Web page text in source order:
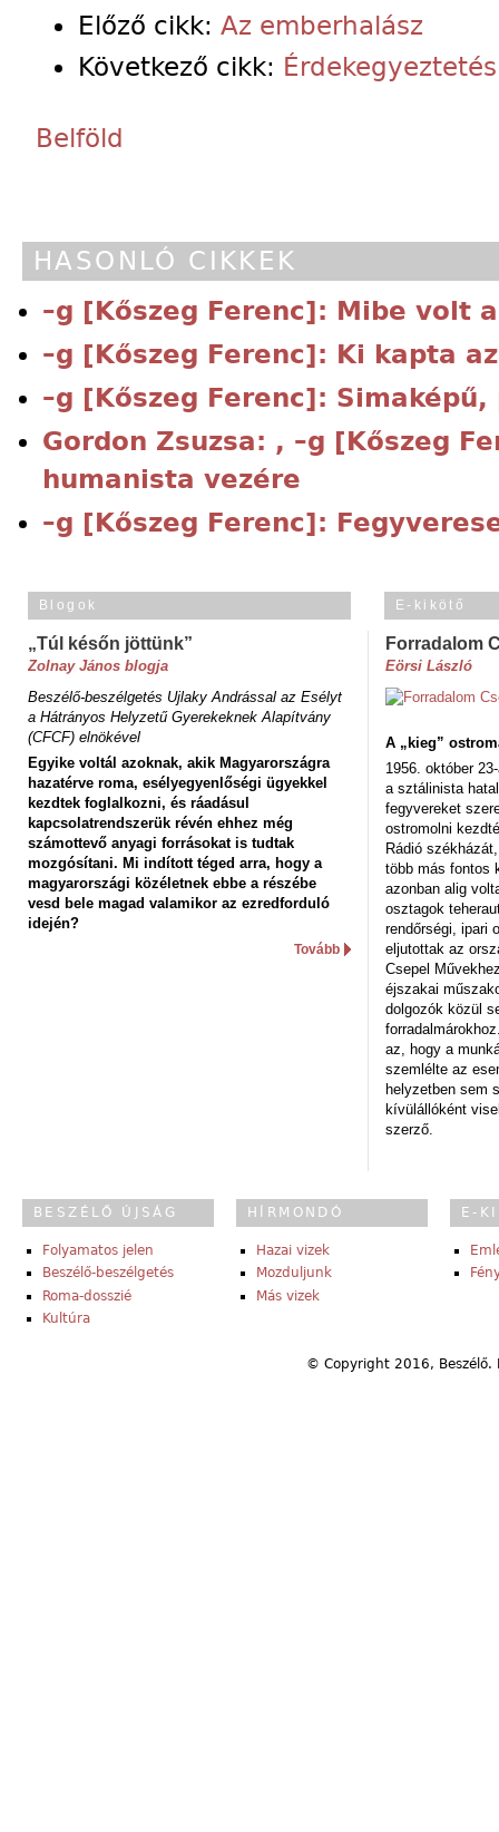
Előző cikk: Az emberhalász
Következő cikk: Érdekegyeztetés
Belföld
HASONLÓ CIKKEK
–g [Kőszeg Ferenc]: Mibe volt
–g [Kőszeg Ferenc]: Ki kapta
–g [Kőszeg Ferenc]:
Gordon Zsuzsa: , –g [Kőszeg
humanista vezére
–g [Kőszeg Ferenc]:
Blogok
„Túl későn jöttünk”
Zolnay János blogja
Beszélő-beszélgetés Ujlaky Andrással az Esélyt
a Hátrányos Helyzetű Gyerekeknek Alapítvány
(CFCF) elnökével
Egyike voltál azoknak, akik Magyarországra
hazatérve roma, esélyegyenlőségi ügyekkel
kezdtek foglalkozni, és ráadásul
kapcsolatrendszerük révén ehhez még
számottevő anyagi forrásokat is tudtak
mozgósítani. Mi indított téged arra, hogy a
magyarországi közéletnek ebbe a részébe
vesd bele magad valamikor az ezredforduló
idején?
Tovább
E-kikötő
Forradalom
Eörsi László
A „kieg”
1956. október
a sztálinista
fegyvereket
ostromolni
Rádió
több más fontos
azonban alig
osztagok
rendőrségi, ipari
eljutottak az
Csepel
éjszakai
dolgozók közül
az, hogy a
szemlélte az
helyzetben sem
kívülállóként
szerző.
BESZÉLŐ ÚJSÁG
Folyamatos jelen
Beszélő-beszélgetés
Roma-dosszié
Kultúra
HÍRMONDÓ
Hazai vizek
Mozduljunk
Más vizek
E-
© Copyright 2016,